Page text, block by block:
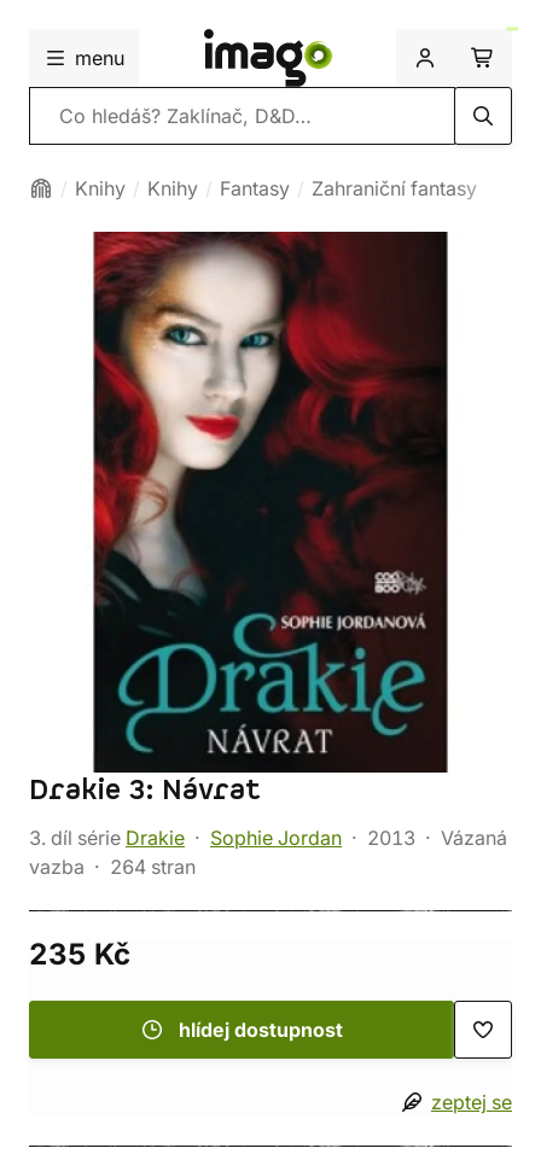
menu
Vyhledávání
Knihy Knihy Fantasy Zahraniční fantasy
Drakie 3: Návrat
3. díl série Drakie Sophie Jordan 2013
Vázaná
vazba
264 stran
235 Kč
hlídej dostupnost
zeptej se